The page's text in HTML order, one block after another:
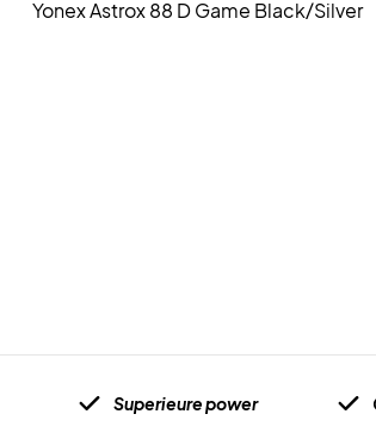
Superieure power